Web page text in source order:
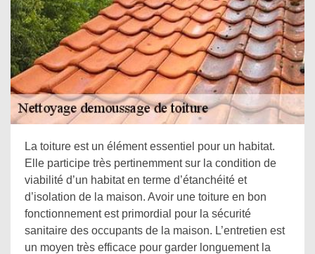
La toiture est un élément essentiel pour un habitat.
Elle participe très pertinemment sur la condition de
viabilité d’un habitat en terme d’étanchéité et
d’isolation de la maison. Avoir une toiture en bon
fonctionnement est primordial pour la sécurité
sanitaire des occupants de la maison. L’entretien est
un moyen très efficace pour garder longuement la